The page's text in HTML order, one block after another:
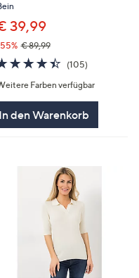
39,99
€ 89,99
4.4
von
5
(105)105
Farben verfügbar
In den Warenkorb